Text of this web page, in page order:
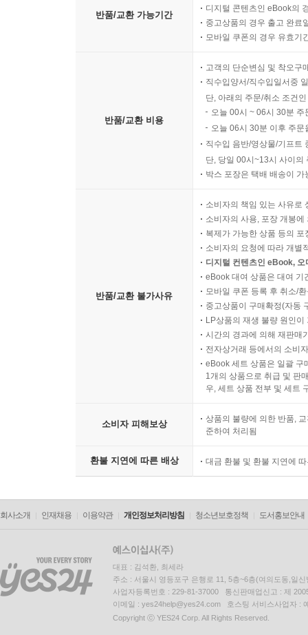
반품/교환 가능기간
디지털 콘텐츠인 eBook의
중고상품의 경우 출고 완료
모바일 쿠폰의 경우 유효기
반품/교환 비용
고객의 단순변심 및 착오구
직수입양서/직수입일서중
단, 아래의 주문/취소 조건
오늘 00시 ~ 06시 30분
오늘 06시 30분 이후 주
직수입 음반/영상물/기프트
단, 당일 00시~13시 사이의
박스 포장은 택배 배송이
반품/교환 불가사유
소비자의 책임 있는 사유로
소비자의 사용, 포장 개봉
복제가 가능한 상품 등의
소비자의 요청에 따라 개별
디지털 컨텐츠인 eBook,
eBook 대여 상품은 대여 기
모바일 쿠폰 등록 후 취소/
중고상품이 구매확정(자동
LP상품의 재생 불량 원인
시간의 경과에 의해 재판매
전자상거래 등에서의 소비
eBook 세트 상품은 일괄 구
1개의 상품으로 취급 및 판
우, 세트 상품 전부 및 세트
소비자 피해보상
상품의 불량에 의한 반품,
준하여 처리됨
환불 지연에 따른 배상 대금 환불 및 환불 지연에
회사소개 인재채용 이용약관 개인정보처리방침 청소년보호정책 도서홍보안내
대표 : 김석환, 최세라
주소 : 서울시 영등포구 은행로 11, 5층~6층(여의도동,일신
사업자등록번호 : 229-81-37000 통신판매업신고 : 제
이메일 : yes24help@yes24.com 호스팅 서비스사업자 :
Copyright ⓒ YES24 Corp. All Rights Reserved.